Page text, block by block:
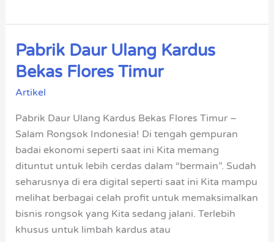
Pabrik Daur Ulang Kardus
Bekas Flores Timur
Artikel
Pabrik Daur Ulang Kardus Bekas Flores Timur –
Salam Rongsok Indonesia! Di tengah gempuran
badai ekonomi seperti saat ini Kita memang
dituntut untuk lebih cerdas dalam “bermain”. Sudah
seharusnya di era digital seperti saat ini Kita mampu
melihat berbagai celah profit untuk memaksimalkan
bisnis rongsok yang Kita sedang jalani. Terlebih
khusus untuk limbah kardus atau
Pabrik
Daur
Ulang
Kardus